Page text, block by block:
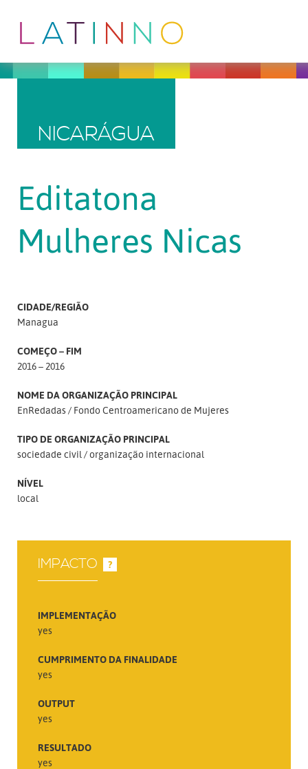
NICARÁGUA
Editatona
Mulheres Nicas
CIDADE/REGIÃO
Managua
COMEÇO – FIM
2016 – 2016
NOME DA ORGANIZAÇÃO PRINCIPAL
EnRedadas
Fondo Centroamericano de Mujeres
TIPO DE ORGANIZAÇÃO PRINCIPAL
sociedade civil
organização internacional
NÍVEL
local
IMPACTO ?
IMPLEMENTAÇÃO
yes
CUMPRIMENTO DA FINALIDADE
yes
OUTPUT
yes
RESULTADO
yes